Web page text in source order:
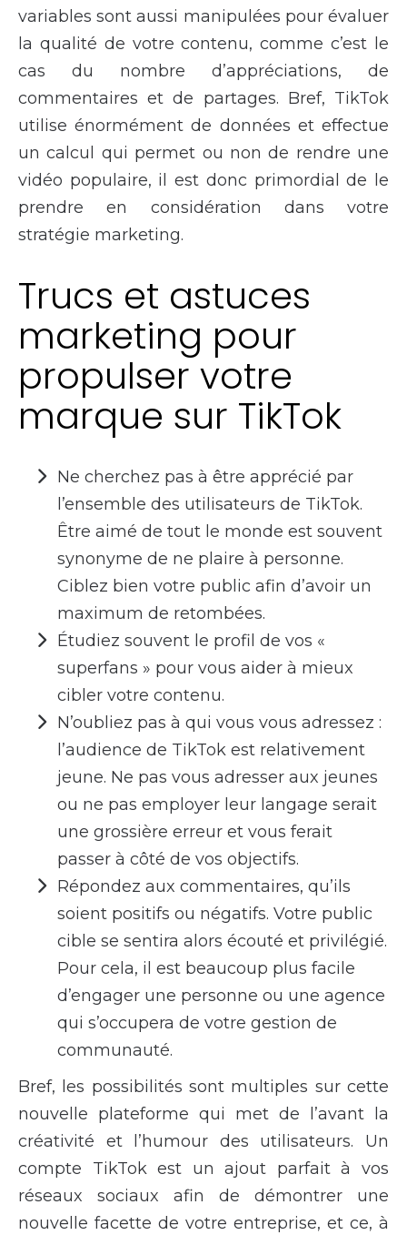
variables sont aussi manipulées pour évaluer
la qualité de votre contenu, comme c’est le
cas du nombre d’appréciations, de
commentaires et de partages. Bref, TikTok
utilise énormément de données et effectue
un calcul qui permet ou non de rendre une
vidéo populaire, il est donc primordial de le
prendre en considération dans votre
stratégie marketing.
Trucs et astuces
marketing pour
propulser votre
marque sur TikTok
Ne cherchez pas à être apprécié par
l’ensemble des utilisateurs de TikTok.
Être aimé de tout le monde est souvent
synonyme de ne plaire à personne.
Ciblez bien votre public afin d’avoir un
maximum de retombées.
Étudiez souvent le profil de vos «
superfans » pour vous aider à mieux
cibler votre contenu.
N’oubliez pas à qui vous vous adressez :
l’audience de TikTok est relativement
jeune. Ne pas vous adresser aux jeunes
ou ne pas employer leur langage serait
une grossière erreur et vous ferait
passer à côté de vos objectifs.
Répondez aux commentaires, qu’ils
soient positifs ou négatifs. Votre public
cible se sentira alors écouté et privilégié.
Pour cela, il est beaucoup plus facile
d’engager une personne ou une agence
qui s’occupera de votre gestion de
communauté.
Bref, les possibilités sont multiples sur cette
nouvelle plateforme qui met de l’avant la
créativité et l’humour des utilisateurs. Un
compte TikTok est un ajout parfait à vos
réseaux sociaux afin de démontrer une
nouvelle facette de votre entreprise, et ce, à